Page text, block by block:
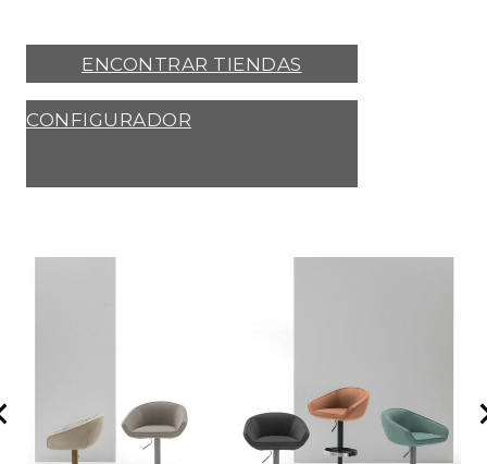
ENCONTRAR TIENDAS
CONFIGURADOR